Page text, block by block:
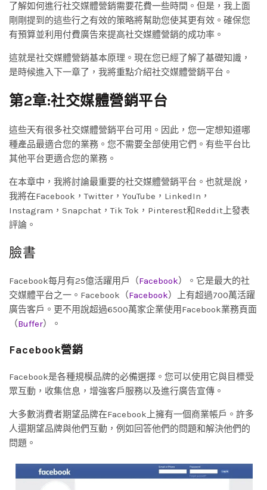
了解如何進行社交媒體營銷需要花費一些時間。但是，我上面
剛剛提到的這些行之有效的策略將幫助您使其更有效。確保您
有預算並利用付費廣告來提高社交媒體營銷的成功率。
這就是社交媒體營銷基本原理。現在您已經了解了基礎知識，
是時候進入下一章了，我將重點介紹社交媒體營銷平台。
第2章:社交媒體營銷平台
這些天有很多社交媒體營銷平台可用。因此，您一定想知道哪
種產品最適合您的業務。您不需要全部使用它們。有些平台比
其他平台更適合您的業務。
在本章中，我將討論最重要的社交媒體營銷平台。也就是說，
我將在Facebook，Twitter，YouTube，LinkedIn，
Instagram，Snapchat，Tik Tok，Pinterest和Reddit上發表
評論。
臉書
Facebook每月有25億活躍用戶（Facebook）。它是最大的社
交媒體平台之一。Facebook（Facebook）上有超過700萬活躍
廣告客戶。更不用說超過6500萬家企業使用Facebook業務頁面
（Buffer）。
Facebook營銷
Facebook是各種規模品牌的必備選擇。您可以使用它與目標受
眾互動，收集信息，增強客戶服務以及進行廣告宣傳。
大多數消費者期望品牌在Facebook上擁有一個商業帳戶。許多
人還期望品牌與他們互動，例如回答他們的問題和解決他們的
問題。